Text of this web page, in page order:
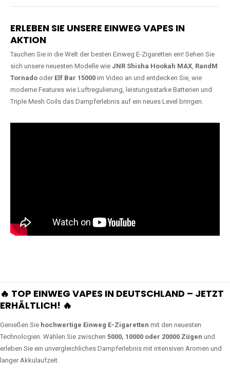
ERLEBEN SIE UNSERE EINWEG VAPES IN
AKTION
Tauchen Sie in die Welt der besten Einweg E-Zigaretten ein! Sehen Sie
sich unsere neuesten Modelle wie JNR Shisha Hookah MAX, RandM
Tornado oder Elf Bar 15000 im Video an und entdecken Sie, wie
moderne Features wie Luftregulierung, leistungsstarke Batterien und
Triple Mesh Coils das Dampferlebnis auf ein neues Level bringen.
🔥 TOP EINWEG VAPES IN DEUTSCHLAND – JETZT
ERHÄLTLICH! 🔥
Genießen Sie hochwertige Einweg E-Zigaretten mit den neuesten
Technologien. Wählen Sie zwischen 5000, 10000 oder 20000 Zügen und
erleben Sie ein unvergleichliches Dampferlebnis mit intensiven Aromen und
langer Akkulaufzeit.